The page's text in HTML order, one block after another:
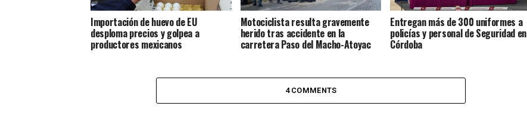
Importación de huevo de EU
desploma precios y golpea a
productores mexicanos
Motociclista resulta gravemente
herido tras accidente en la
carretera Paso del Macho-Atoyac
Entregan más de 300 uniformes a
policías y personal de Seguridad en
Córdoba
4 COMMENTS